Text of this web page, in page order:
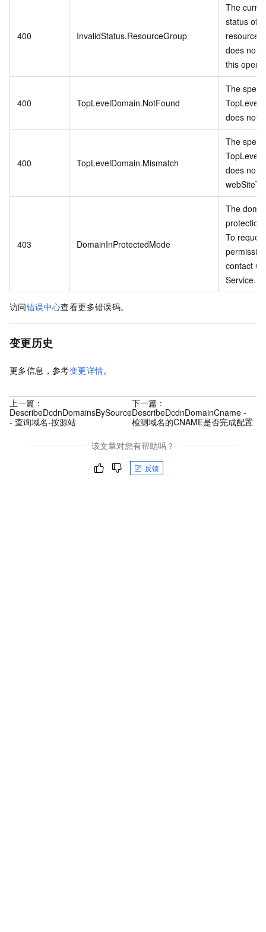
400 InvalidStatus.ResourceGroup
The
status of
resource
does not
this
400 TopLevelDomain.NotFound
The
does not
400 TopLevelDomain.Mismatch
The
does not
403 DomainInProtectedMode
The
protection
To request
contact
Service.
访问错误中心查看更多错误码。
变更历史
更多信息，参考变更详情。
上一篇：
DescribeDcdnDomainsBySource
- 查询域名-按源站
下一篇：
DescribeDcdnDomainCname -
检测域名的CNAME是否完成配置
该文章对您有帮助吗？
反馈